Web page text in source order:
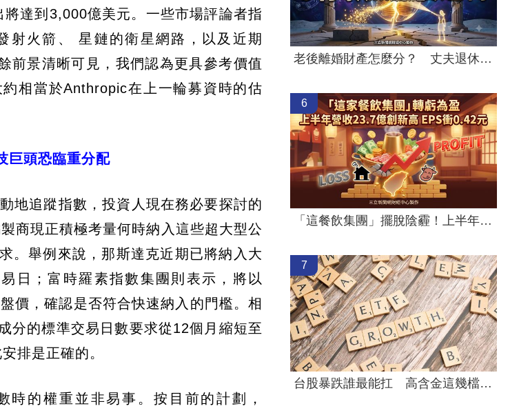
達到3,000億美元。一些市場評論者指
射火箭、 星鏈的衛星網路，以及近期
前景清晰可見，我們認為更具參考價值
相當於Anthropic在上一輪募資時的估
巨頭恐臨重分配
地追蹤指數，投資人現在務必要探討的
商現正積極考量何時納入這些超大型公
。舉例來說，那斯達克近期已將納入大
日；富時羅素指數集團則表示，將以
價，確認是否符合快速納入的門檻。相
分的標準交易日數要求從12個月縮短至
排是正確的。
的權重並非易事。按目前的計劃，
老後離婚財產怎麼分？ 丈夫退休金拒分
6
「這餐飲集團」擺脫陰霾！上半年營收創高
7
台股暴跌誰最能扛 高含金這幾檔繳正報酬